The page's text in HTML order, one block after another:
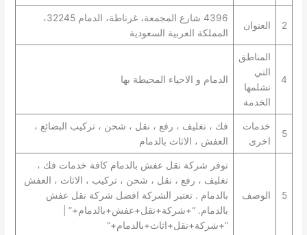
2 العنوان
4396 شارع المجمعة، غرناطة، الدمام 32245،
المملكة العربية السعودية
4
المناطق
التي
تشلمها
الخدمة
الدمام و الاحياء المحيطة بها
5
خدمات
اخرى
فك ، تغليف ، رفع ، نقل ، شحن ، تركيب البضائع ،
العفش ، الاثاث بالدمام
5 الوصف
توفر شركة نقل عفش بالدمام كافة خدمات فك ،
تغليف ، رفع ، نقل ، شحن ، تركيب ، الاثاث ، العفش
بالدمام . تعتبر الشركة افضل شركة نقل عفش
بالدمام. “+شركة+نقل+عفش+بالدمام+” |
“+شركة+نقل+اثاث+بالدمام+”